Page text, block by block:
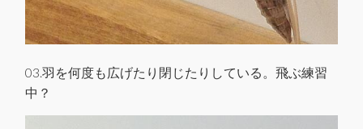
03.羽を何度も広げたり閉じたりしている。飛ぶ練習
中？